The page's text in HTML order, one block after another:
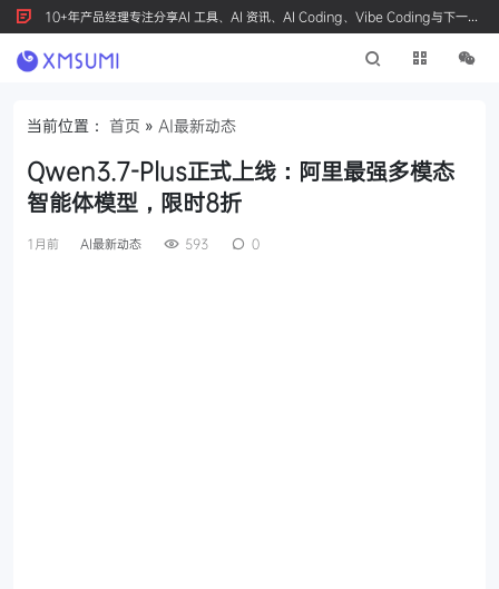
10+年产品经理专注分享AI 工具、AI 资讯、AI Coding、Vibe Coding与下一代
产品创新，按 Ctrl+D 收藏我们
当前位置： 首页 » AI最新动态
Qwen3.7-Plus正式上线：阿里最强多模态
智能体模型，限时8折
1月前 AI最新动态 593 0